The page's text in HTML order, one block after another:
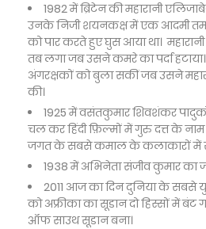
1982 में ब्रिटेन की महारानी
उनके निजी शयनकक्ष में एक आदमी
को पार करते हुए घुस आया था।
तब लगा जब उसने कमरे का पर्दा
अंगरक्षकों को बुला सकीं जब उसने
की।
1925 में वसंतकुमार शिवशंकर
चल कर हिंदी फ़िल्मों में गुरु दत्त के
जगत के सबसे कमाल के कलाकारों में से
1938 में अभिनेता संजीव कुमार का
2011 आज का दिन दुनिया के सबसे
को अफ्रीका का सूडान दो हिस्सों में बंट
ऑफ साउथ सूडान बना।